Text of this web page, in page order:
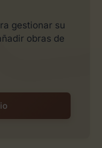
gestionar su
obras de